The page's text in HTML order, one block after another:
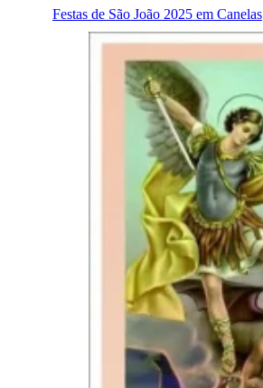
Festas de São João 2025 em Canelas